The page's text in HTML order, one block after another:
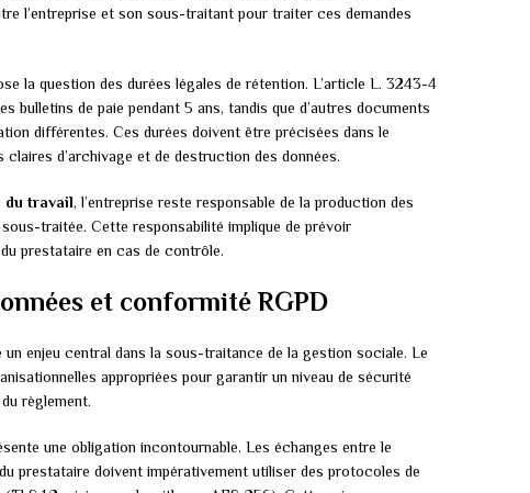
l’entreprise et son sous-traitant pour traiter ces demandes
la question des durées légales de rétention. L’article L. 3243-4
bulletins de paie pendant 5 ans, tandis que d’autres documents
différentes. Ces durées doivent être précisées dans le
d’archivage et de destruction des données.
du travail, l’entreprise reste responsable de la production des
traitée. Cette responsabilité implique de prévoir
prestataire en cas de contrôle.
et conformité RGPD
enjeu central dans la sous-traitance de la gestion sociale. Le
appropriées pour garantir un niveau de sécurité
règlement.
une obligation incontournable. Les échanges entre le
prestataire doivent impérativement utiliser des protocoles de